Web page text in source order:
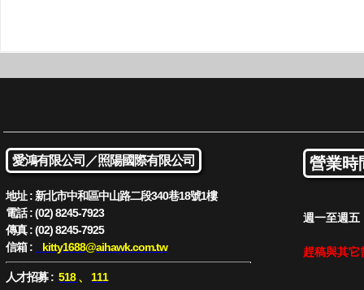
愛鴻有限公司／照陽國際有限公司
地址 : 新北市中和區中山路二段340巷18號1樓
電話 : (02) 8245-7923
傳真 : (02) 8245-7925
信箱 :
kitty1688@aihawk.com.tw
人才招募 : 518、 111
營業時
週一至週
趕稿與其它